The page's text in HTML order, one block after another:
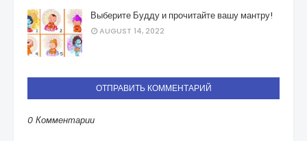
Выберите Будду и прочитайте вашу мантру!
AUGUST 14, 2022
ОТПРАВИТЬ КОММЕНТАРИЙ
0 Комментарии